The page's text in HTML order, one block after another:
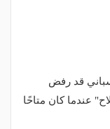
قد رفض
عندما كان متاحًا